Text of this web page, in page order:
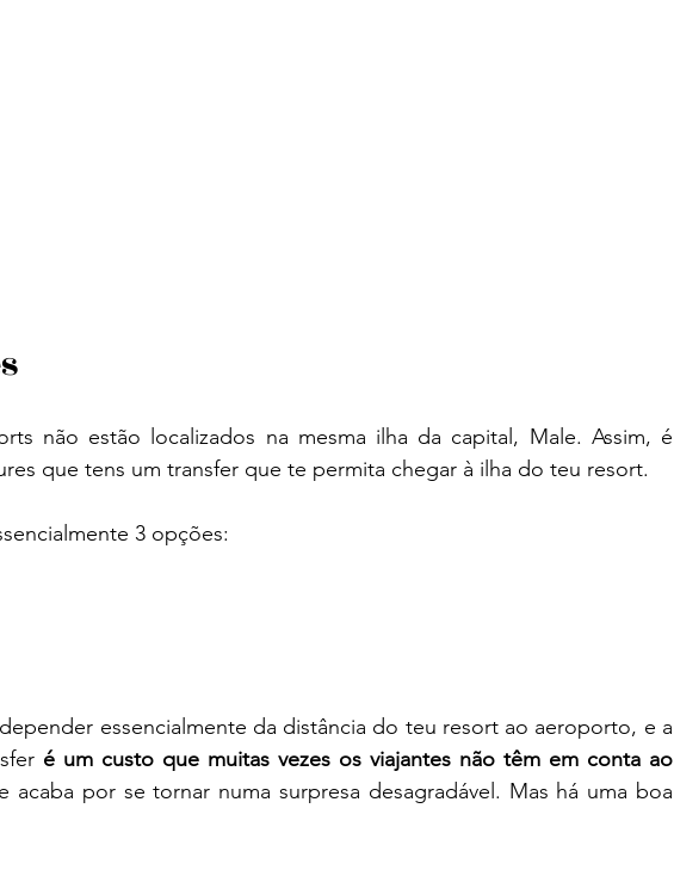
não estão localizados na mesma ilha da capital, Male. Assim, é
que tens um transfer que te permita chegar à ilha do teu resort.
3 opções:
essencialmente da distância do teu resort ao aeroporto, e a
é um custo que muitas vezes os viajantes não têm em conta ao
e acaba por se tornar numa surpresa desagradável. Mas há uma boa